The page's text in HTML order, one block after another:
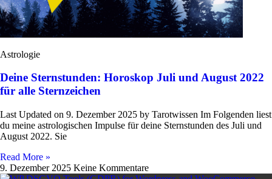
Astrologie
Deine Sternstunden: Horoskop Juli und August 2022
für alle Sternzeichen
Last Updated on 9. Dezember 2025 by Tarot­wissen Im Fol­genden liest
du meine astro­lo­gi­schen Impulse für deine Stern­stunden des Juli und
August 2022. Sie
Read More »
9. Dezember 2025 Keine Kommentare